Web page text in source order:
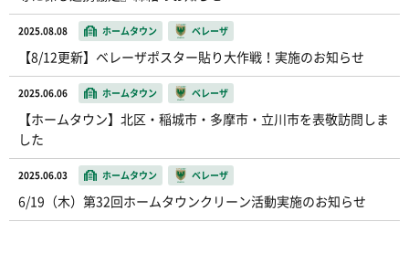
2025.08.08 ホームタウン ベレーザ
【8/12更新】ベレーザポスター貼り大作戦！実施のお知らせ
2025.06.06 ホームタウン ベレーザ
【ホームタウン】北区・稲城市・多摩市・立川市を表敬訪問しま
した
2025.06.03 ホームタウン ベレーザ
6/19（木）第32回ホームタウンクリーン活動実施のお知らせ